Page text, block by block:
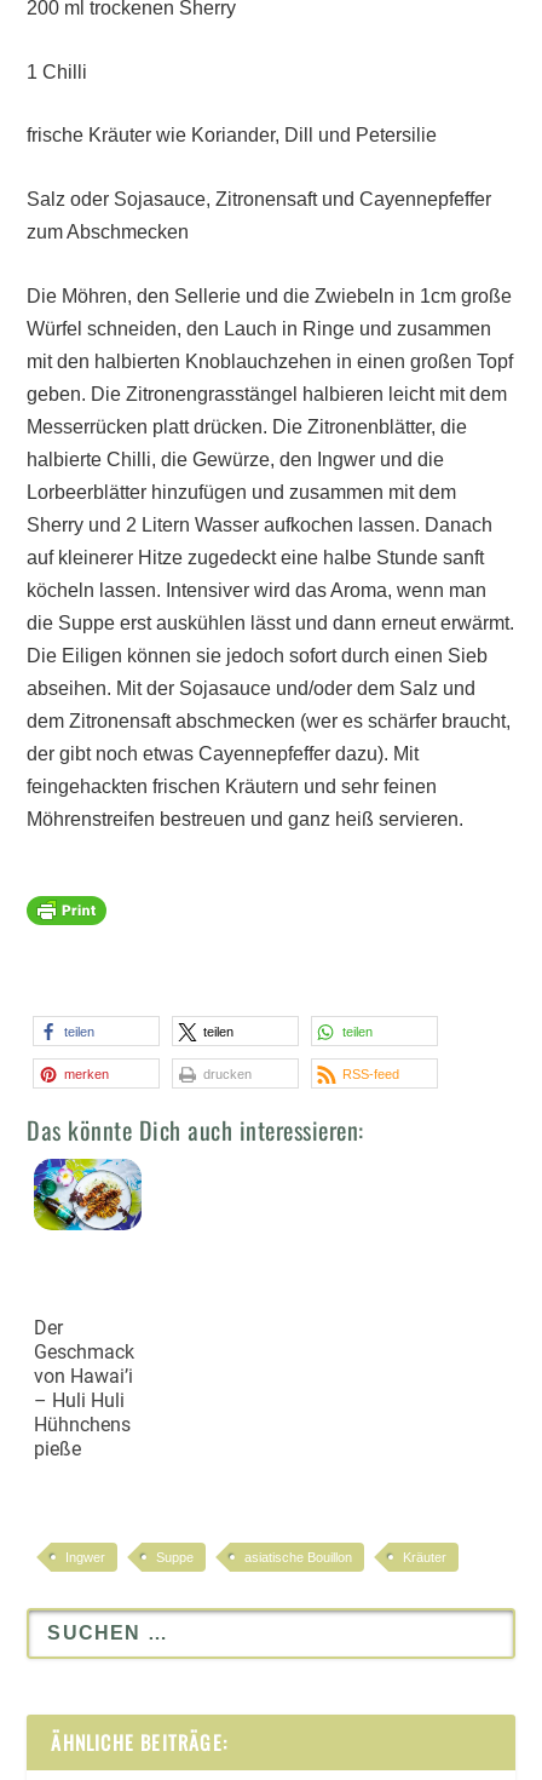
200 ml trockenen Sherry
1 Chilli
frische Kräuter wie Koriander, Dill und Petersilie
Salz oder Sojasauce, Zitronensaft und Cayennepfeffer
zum Abschmecken
Die Möhren, den Sellerie und die Zwiebeln in 1cm große
Würfel schneiden, den Lauch in Ringe und zusammen
mit den halbierten Knoblauchzehen in einen großen Topf
geben. Die Zitronengrasstängel halbieren leicht mit dem
Messerrücken platt drücken. Die Zitronenblätter, die
halbierte Chilli, die Gewürze, den Ingwer und die
Lorbeerblätter hinzufügen und zusammen mit dem
Sherry und 2 Litern Wasser aufkochen lassen. Danach
auf kleinerer Hitze zugedeckt eine halbe Stunde sanft
köcheln lassen. Intensiver wird das Aroma, wenn man
die Suppe erst auskühlen lässt und dann erneut erwärmt.
Die Eiligen können sie jedoch sofort durch einen Sieb
abseihen. Mit der Sojasauce und/oder dem Salz und
dem Zitronensaft abschmecken (wer es schärfer braucht,
der gibt noch etwas Cayennepfeffer dazu). Mit
feingehackten frischen Kräutern und sehr feinen
Möhrenstreifen bestreuen und ganz heiß servieren.
teilen teilen teilen
merken drucken RSS-feed
Das könnte Dich auch interessieren:
Der
Geschmack
von Hawai’i
– Huli Huli
Hühnchens
pieße
Ingwer Suppe asiatische Bouillon Kräuter
ÄHNLICHE BEITRÄGE: